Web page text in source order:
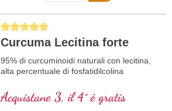
contiene additivi – per la massima
naturalità e la più alta qualità. Prodotto in
Germania, 100 % vegano, testato in
maggiori informazioni sulla curcuma
Average rating of 5 out of 5 stars
Curcuma Lecitina forte
95% di curcuminoidi naturali con lecitina,
alta percentuale di fosfatidilcolina
Acquistane 3, il 4° è gratis